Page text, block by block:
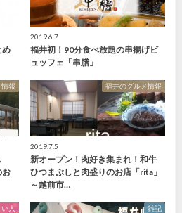
め
2019.6.7
福井初！90分食べ放題の串揚げビ
ュッフェ「串膳」
報
お
福井のグルメ情報
2019.7.5
新オープン！肉好き集まれ！和牛
ひつまぶしと肉盛りのお店「rita」
～越前市…
い人 雑記